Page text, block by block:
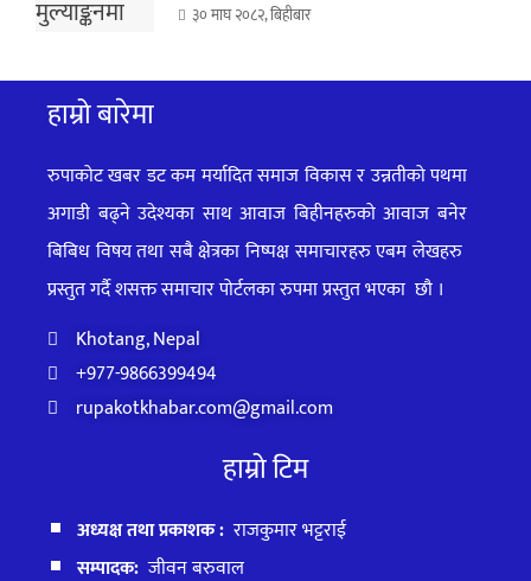
३० माघ २०८२, बिहीबार
हाम्रो बारेमा
रुपाकोट खबर डट कम मर्यादित समाज विकास र उन्नतीको पथमा
अगाडी बढ्ने उदेश्यका साथ आवाज बिहीनहरुको आवाज बनेर
बिबिध विषय तथा सबै क्षेत्रका निष्पक्ष समाचारहरु एबम लेखहरु
प्रस्तुत गर्दै शसक्त समाचार पोर्टलका रुपमा प्रस्तुतभएका छौ ।
Khotang, Nepal
+977-9866399494
rupakotkhabar.com@gmail.com
हाम्रो टिम
अध्यक्ष तथा प्रकाशक : राजकुमार भट्टराई
सम्पादक:जीवन बरुवाल